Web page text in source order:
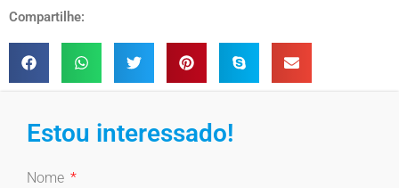
Compartilhe:
Estou interessado!
Nome